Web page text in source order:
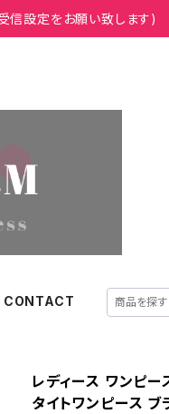
設定をお願い致します)
CONTACT
レディース ワンピー
タイトワンピース ブ